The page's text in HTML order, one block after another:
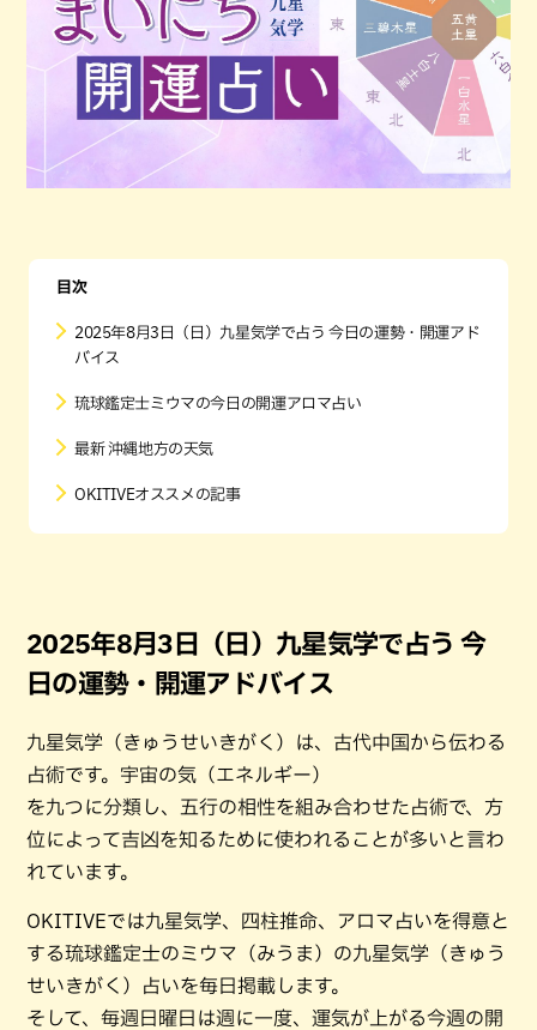
目次
2025年8月3日（日）九星気学で占う 今日の運勢・開運アド
バイス
琉球鑑定士ミウマの今日の開運アロマ占い
最新 沖縄地方の天気
OKITIVEオススメの記事
2025年8月3日（日）九星気学で占う 今
日の運勢・開運アドバイス
九星気学（きゅうせいきがく）は、古代中国から伝わる
占術です。宇宙の気（エネルギー）
を九つに分類し、五行の相性を組み合わせた占術で、方
位によって吉凶を知るために使われることが多いと言わ
れています。
OKITIVEでは九星気学、四柱推命、アロマ占いを得意と
する琉球鑑定士のミウマ（みうま）の九星気学（きゅう
せいきがく）占いを毎日掲載します。
そして、毎週日曜日は週に一度、運気が上がる今週の開